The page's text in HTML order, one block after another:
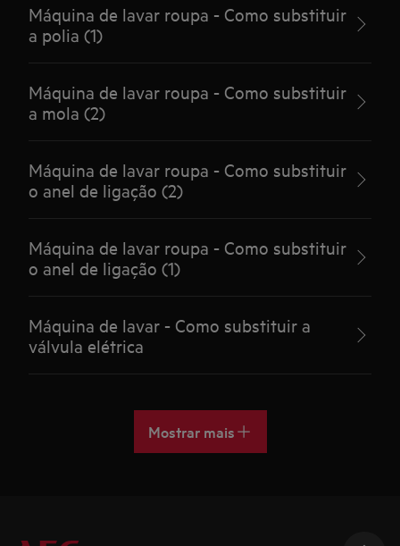
Máquina de lavar roupa - Como substituir
a polia (1)
Máquina de lavar roupa - Como substituir
a mola (2)
Máquina de lavar roupa - Como substituir
o anel de ligação (2)
Máquina de lavar roupa - Como substituir
o anel de ligação (1)
Máquina de lavar - Como substituir a
válvula elétrica
Mostrar mais